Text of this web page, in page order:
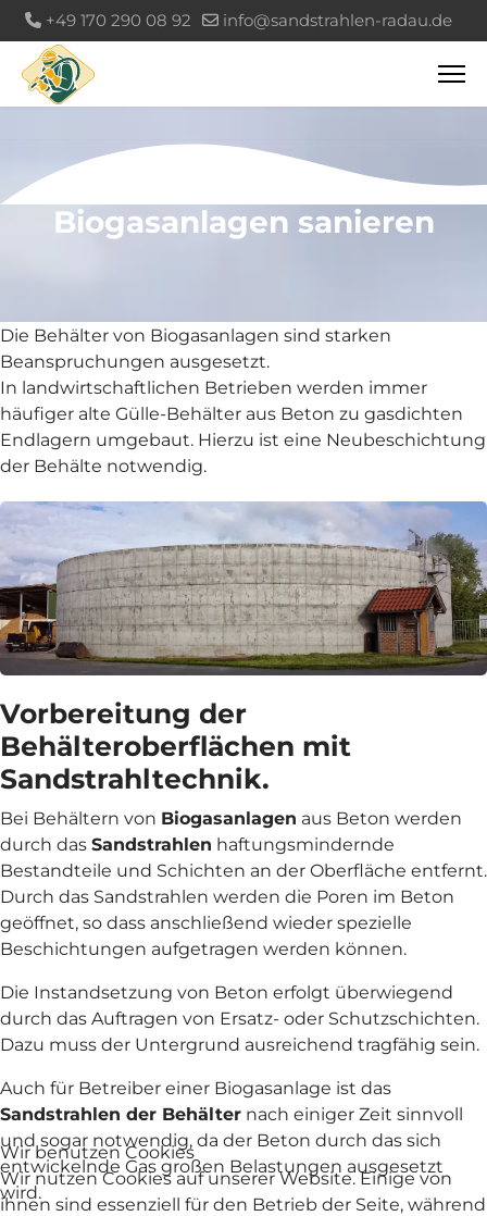
+49 170 290 08 92 info@sandstrahlen-radau.de
Biogasanlagen sanieren
Die Behälter von Biogasanlagen sind starken
Beanspruchungen ausgesetzt.
In landwirtschaftlichen Betrieben werden immer
häufiger alte Gülle-Behälter aus Beton zu gasdichten
Endlagern umgebaut. Hierzu ist eine Neubeschichtung
der Behälte notwendig.
Vorbereitung der
Behälteroberflächen mit
Sandstrahltechnik.
Bei Behältern von Biogasanlagen aus Beton werden
durch das Sandstrahlen haftungsmindernde
Bestandteile und Schichten an der Oberfläche entfernt.
Durch das Sandstrahlen werden die Poren im Beton
geöffnet, so dass anschließend wieder spezielle
Beschichtungen aufgetragen werden können.
Die Instandsetzung von Beton erfolgt überwiegend
durch das Auftragen von Ersatz- oder Schutzschichten.
Dazu muss der Untergrund ausreichend tragfähig sein.
Auch für Betreiber einer Biogasanlage ist das
Sandstrahlen der Behälter nach einiger Zeit sinnvoll
und sogar notwendig, da der Beton durch das sich
entwickelnde Gas großen Belastungen ausgesetzt
wird.
Wir benutzen Cookies
Wir nutzen Cookies auf unserer Website. Einige von
ihnen sind essenziell für den Betrieb der Seite, während